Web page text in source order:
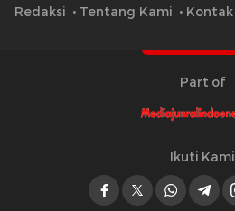
Redaksi Tentang Kami Kontak
Part of
Ikuti Kami